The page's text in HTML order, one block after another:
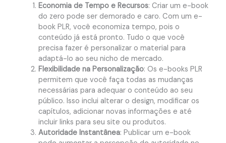
Economia de Tempo e Recursos: Criar um e-book
do zero pode ser demorado e caro. Com um e-
book PLR, você economiza tempo, pois o
conteúdo já está pronto. Tudo o que você
precisa fazer é personalizar o material para
adaptá-lo ao seu nicho de mercado.
Flexibilidade na Personalização: Os e-books PLR
permitem que você faça todas as mudanças
necessárias para adequar o conteúdo ao seu
público. Isso inclui alterar o design, modificar os
capítulos, adicionar novas informações e até
incluir links para seu site ou produtos.
Autoridade Instantânea: Publicar um e-book